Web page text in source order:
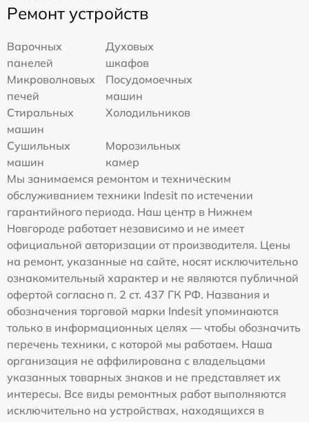
Ремонт устройств
Варочных
панелей
Духовых
шкафов
Микроволновых
печей
Посудомоечных
машин
Стиральных
машин
Холодильников
Сушильных
машин
Морозильных
камер
Мы занимаемся ремонтом и техническим
обслуживанием техники Indesit по истечении
гарантийного периода. Наш центр в Нижнем
Новгороде работает независимо и не имеет
официальной авторизации от производителя. Цены
на ремонт, указанные на сайте, носят исключительно
ознакомительный характер и не являются публичной
офертой согласно п. 2 ст. 437 ГК РФ. Названия и
обозначения торговой марки Indesit упоминаются
только в информационных целях — чтобы обозначить
перечень техники, с которой мы работаем. Наша
организация не аффилирована с владельцами
указанных товарных знаков и не представляет их
интересы. Все виды ремонтных работ выполняются
исключительно на устройствах, находящихся в